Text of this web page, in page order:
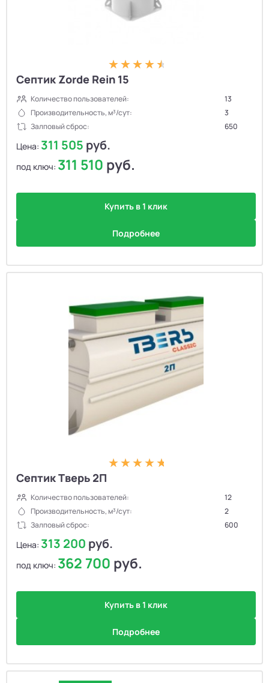
Септик Zorde Rein 15
Количество пользователей:
13
Производительность, м³/сут:
3
Залповый сброс:
650
Цена: 311 505 руб.
под ключ: 311 510 руб.
Купить в 1 клик
Подробнее
Септик Тверь 2П
Количество пользователей:
12
Производительность, м³/сут:
2
Залповый сброс:
600
Цена: 313 200 руб.
под ключ: 362 700 руб.
Купить в 1 клик
Подробнее